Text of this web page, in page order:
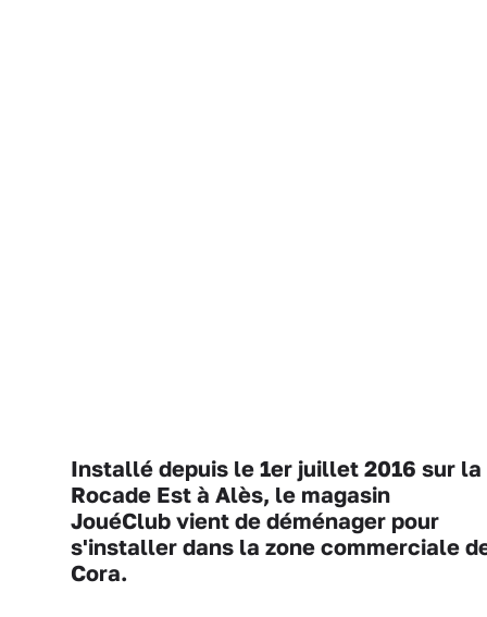
Installé depuis le 1er juillet 2016 sur la
Rocade Est à Alès, le magasin
JouéClub vient de déménager pour
s'installer dans la zone commerciale
Cora.